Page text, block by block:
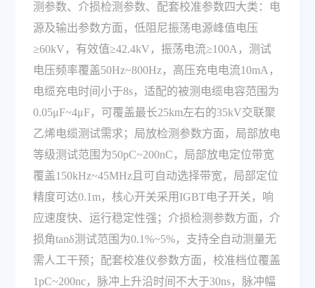
测参数、介损检测参数、配套校准参数四大类：电
源及输出参数方面，低阻尼振荡电源峰值电压
≥60kV，有效值≥42.4kV，振荡电流≥100A，测试
电压频率覆盖50Hz~800Hz，高压充电电流10mA，
电缆充电时间小于8s，适配的被测电缆电容范围为
0.05μF~4μF，可覆盖最长25km左右的35kV交联聚
乙烯电缆测试需求；局放检测参数方面，局部放电
等级测试范围为50pC~200nC，局部放电定位带宽
覆盖150kHz~45MHz且可自动选择带宽，局部定位
精度可达0.1m，核心开关采用IGBT电子开关，响
应速度快、运行稳定性强；介损检测参数方面，介
损角tanδ测试范围为0.1%~5%，支持全自动测量无
需人工干预；配套校准仪参数方面，校准档位覆盖
1pC~200nc，脉冲上升沿时间不大于30ns，脉冲幅